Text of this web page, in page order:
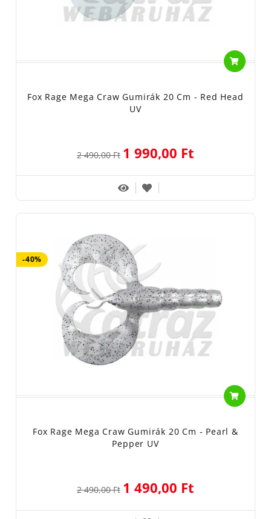
Fox Rage Mega Craw Gumirák 20 Cm - Red Head
UV
2 490,00 Ft 1 990,00 Ft
-40%
Fox Rage Mega Craw Gumirák 20 Cm - Pearl &
Pepper UV
2 490,00 Ft 1 490,00 Ft